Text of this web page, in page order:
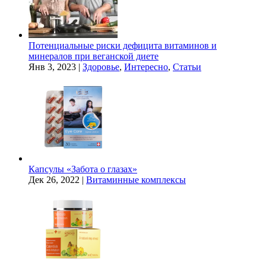
Потенциальные риски дефицита витаминов и
минералов при веганской диете
Янв 3, 2023 | Здоровье, Интересно, Статьи
Капсулы «Забота о глазах»
Дек 26, 2022 | Витаминные комплексы